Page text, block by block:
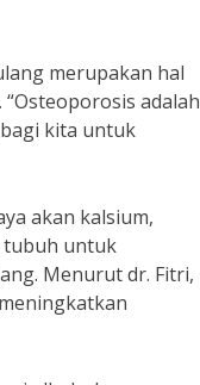
merupakan hal
adalah
kita untuk
akan kalsium,
tubuh untuk
Menurut dr. Fitri,